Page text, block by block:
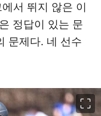
서 뛰지 않은 이
정답이 있는 문
문제다. 네 선수